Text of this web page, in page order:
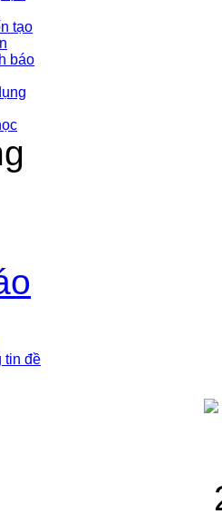
tạo
báo
tin đề